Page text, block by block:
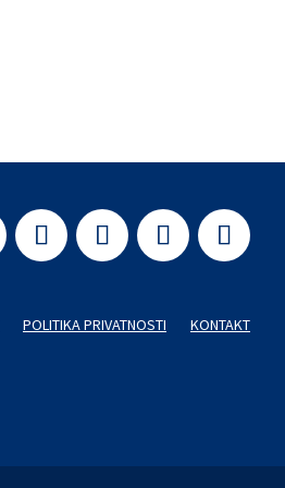
POLITIKA PRIVATNOSTI KONTAKT